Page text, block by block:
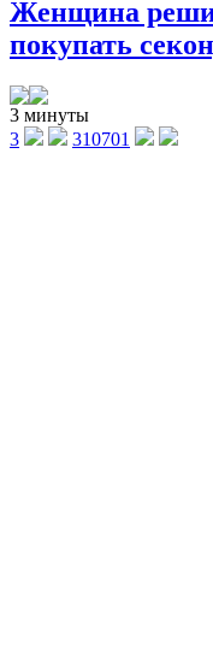
Женщина
покупать
3 минуты
3
310701